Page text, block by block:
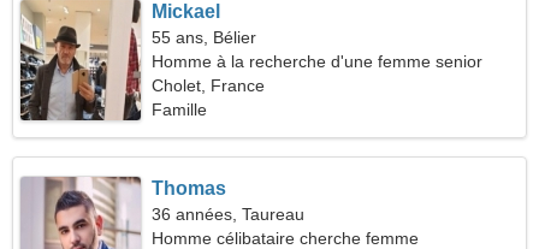
Mickael
55 ans, Bélier
Homme à la recherche d'une femme senior
Cholet, France
Famille
Thomas
36 années, Taureau
Homme célibataire cherche femme